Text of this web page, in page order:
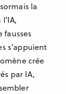
la
s’appuient
crée
par IA,